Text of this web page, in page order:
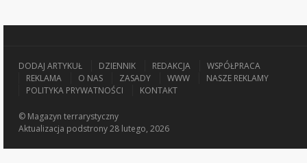
DODAJ ARTYKUŁ DZIENNIK REDAKCJA
WSPÓŁPRACA
REKLAMA
O NAS ZASADY WWW
NASZE REKLAMY
POLITYKA PRYWATNOŚCI
KONTAKT
© Magazyn terrarystyczny
Aktualizacja podstrony 28 lutego, 2026